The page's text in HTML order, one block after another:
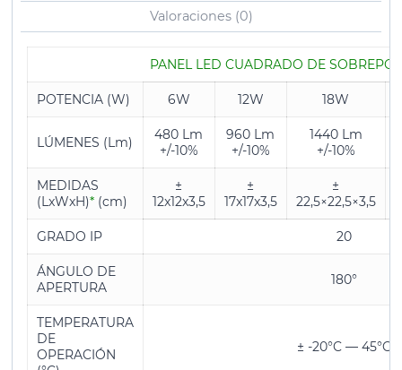
Valoraciones (0)
PANEL LED CUADRADO DE
POTENCIA (W) 6W 12W 18W
LÚMENES (Lm)
480 Lm
+/-10%
960 Lm
+/-10%
1440 Lm
+/-10%
MEDIDAS
(LxWxH)*(cm)
±
12x12x3,5
±
17x17x3,5
±
22,5×22,5×3,5
GRADO IP 20
ÁNGULO DE
APERTURA
180°
TEMPERATURA
DE
OPERACIÓN
± -20°C — 45°C